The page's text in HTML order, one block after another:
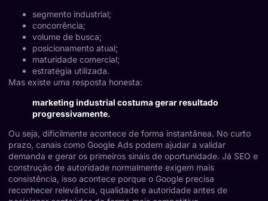
segmento industrial;
concorrência;
volume de busca;
posicionamento atual;
maturidade comercial;
estratégia utilizada.
Mas existe uma resposta honesta:
marketing industrial costuma gerar resultado
progressivamente.
Ou seja, dificilmente acontece de forma instantânea. No curto
prazo, canais como Google Ads podem ajudar a validar
demanda e gerar os primeiros sinais de oportunidade. Já SEO e
construção de autoridade normalmente exigem mais
consistência, isso acontece porque o Google precisa
reconhecer relevância, qualidade e autoridade antes de